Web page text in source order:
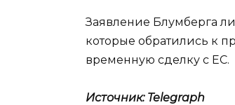
Заявление Блумберга
которые обратились к
временную сделку с ЕС.
Источник: Telegraph